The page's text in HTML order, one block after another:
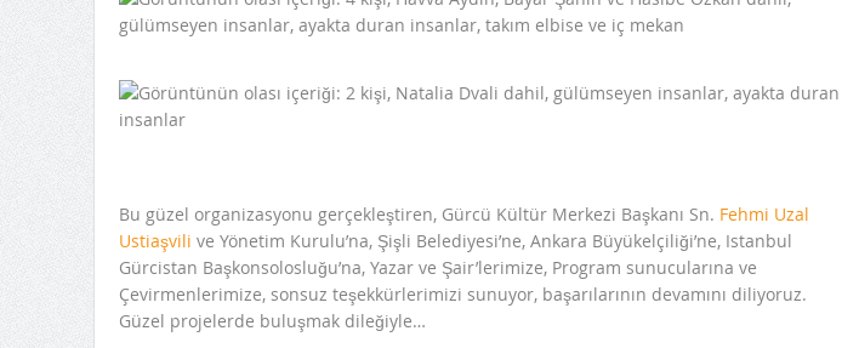
Bu güzel organizasyonu gerçekleştiren, Gürcü Kültür Merkezi Başkanı Sn. Fehmi Uzal
Ustiaşvili ve Yönetim Kurulu’na, Şişli Belediyesi’ne, Ankara Büyükelçiliği’ne, Istanbul
Gürcistan Başkonsolosluğu’na, Yazar ve Şair’lerimize, Program sunucularına ve
Çevirmenlerimize, sonsuz teşekkürlerimizi sunuyor, başarılarının devamını diliyoruz.
Güzel projelerde buluşmak dileğiyle…